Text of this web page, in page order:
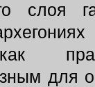
слоя
как
для